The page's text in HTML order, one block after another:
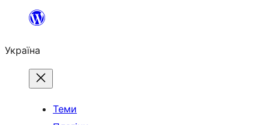
Перейти
вмісту
Україна
Теми